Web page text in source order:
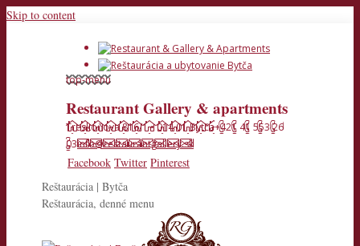
Skip to content
top-menu
Restaurant Gallery & apartments
Treskoňova 816/1 • 014 01 Bytča+421 41 553 26
03info@restaurantgallery.sk
Facebook Twitter Pinterest
Reštaurácia | Bytča
Reštaurácia, denné menu